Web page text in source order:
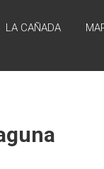
para
LA CAÑADA